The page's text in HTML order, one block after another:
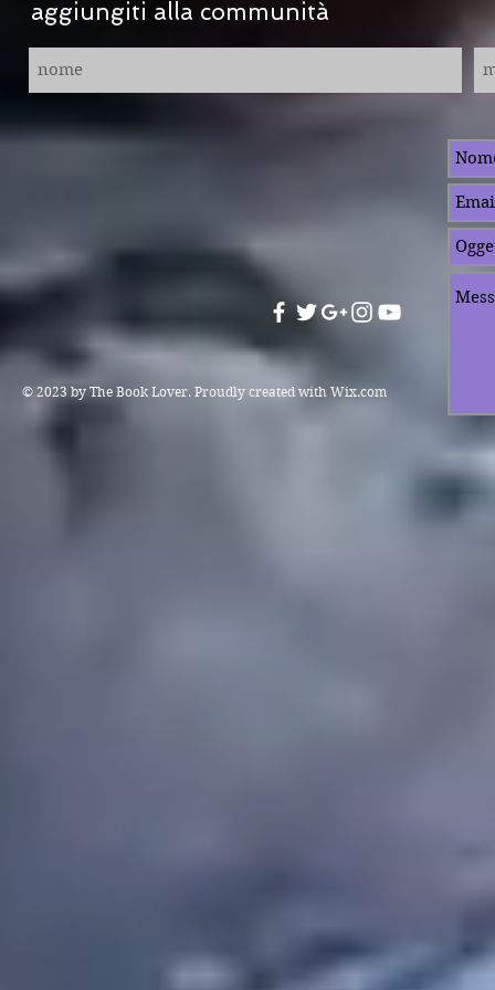
aggiungiti alla communità
© 2023 by The Book Lover. Proudly created with Wix.com